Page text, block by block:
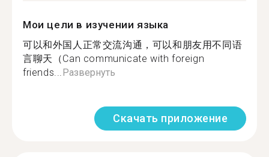
Мои цели в изучении языка
可以和外国人正常交流沟通，可以和朋友用不同语
言聊天（Can communicate with foreign
friends... Развернуть
Скачать приложение